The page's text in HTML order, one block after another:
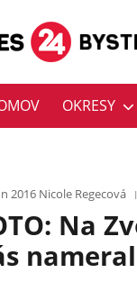
OKRESY
2016 Nicole Regecová
Na